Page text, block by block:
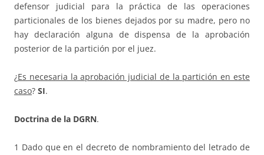
defensor judicial para la práctica de las operaciones
particionales de los bienes dejados por su madre, pero no
hay declaración alguna de dispensa de la aprobación
posterior de la partición por el juez.
¿Es necesaria la aprobación judicial de la partición en este
caso? SI.
Doctrina de la DGRN.
1 Dado que en el decreto de nombramiento del letrado de